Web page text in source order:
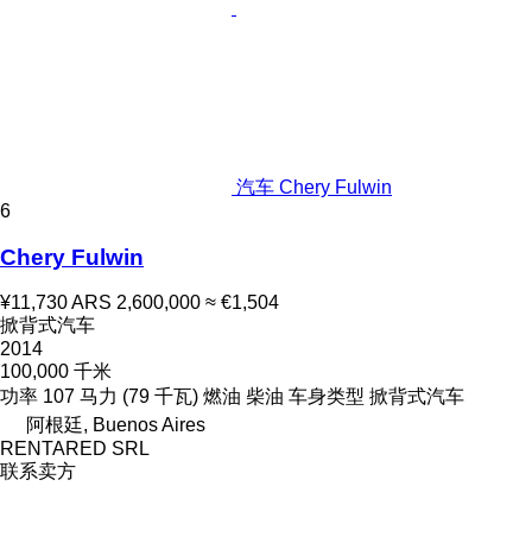
汽车 Chery Fulwin
6
Chery Fulwin
¥11,730ARS 2,600,000 ≈ €1,504
掀背式汽车
2014
100,000 千米
功率 107 马力 (79 千瓦) 燃油 柴油 车身类型 掀背式汽车
阿根廷, Buenos Aires
RENTARED SRL
联系卖方